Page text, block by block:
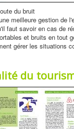
du bruit
meilleure gestion de
faut savoir en cas de
et bruits en tout
gérer les situations
du